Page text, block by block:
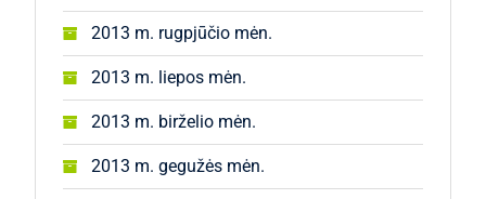
2013 m. rugpjūčio mėn.
2013 m. liepos mėn.
2013 m. birželio mėn.
2013 m. gegužės mėn.